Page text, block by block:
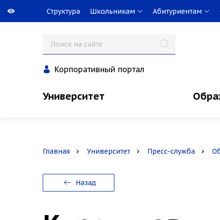
Структура Школьникам Абитуриентам
Корпоративный портал
Университет
Главная Университет Пресс-служба
Назад